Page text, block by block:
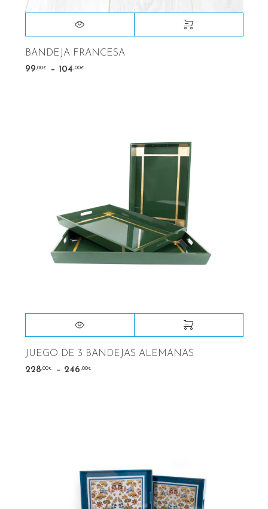
BANDEJA FRANCESA
99,00€ – 104 ,00€
JUEGO DE 3 BANDEJAS ALEMANAS
228 ,00€ – 246 ,00€